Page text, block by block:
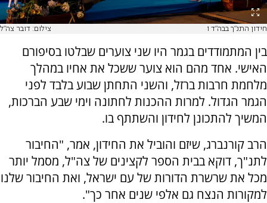
חידון התנ"ך בבה"ד 1 צילום: דובר צה"ל
בין המתמודדים בגמר היו שני צוערים שבלטו בסיפורם
האישי. אחד מהם הוא צוער ששכל את אחיו במהלך
מלחמת חרבות ברזל, והשני התחתן שבוע בלבד לפני
הגמר הגדול. למרות ההכנות לחתונה וימי שבע הברכות,
המשיך להתכונן לחידון והשתתף בו.
הרב קורנברג, שיזם והוביל את החידון, אמר, "החיבור
לתנ"ך, דוקא בבית הספר לקצינים של צה"ל, מסמל יותר
מכל את שרשרת הדורות של עם ישראל, ואת החיבור שלנו
למקורות הנצח גם אלפי שנים אחר כך".